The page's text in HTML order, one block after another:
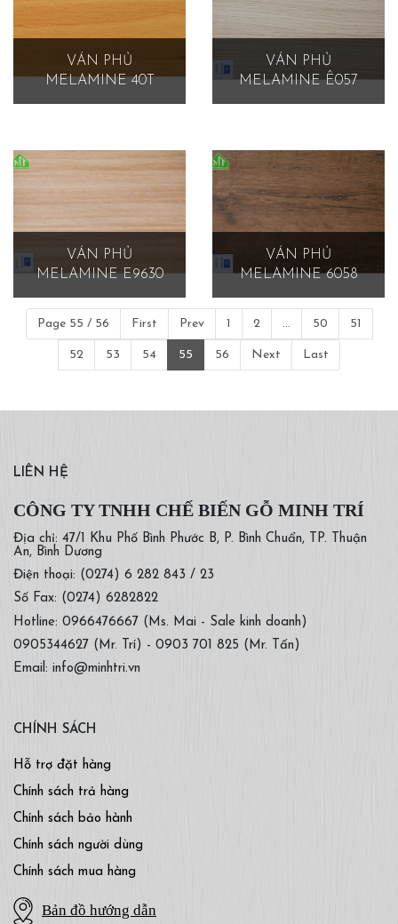
VÁN PHỦ
MELAMINE 40T
VÁN PHỦ
MELAMINE Ê057
VÁN PHỦ
MELAMINE E9630
VÁN PHỦ
MELAMINE 6058
Page 55 / 56 First Prev 1 2 ... 50 51
52 53 54 55 56 Next Last
LIÊN HỆ
CÔNG TY TNHH CHẾ BIẾN GỖ MINH TRÍ
Địa chỉ: 47/1 Khu Phố Bình Phước B, P. Bình Chuẩn, TP. Thuận
An, Bình Dương
Điện thoại: (0274) 6 282 843 / 23
Số Fax: (0274) 6282822
Hotline: 0966476667 (Ms. Mai - Sale kinh doanh)
0905344627 (Mr. Trí) - 0903 701 825 (Mr. Tấn)
Email: info@minhtri.vn
CHÍNH SÁCH
Hỗ trợ đặt hàng
Chính sách trả hàng
Chính sách bảo hành
Chính sách người dùng
Chính sách mua hàng
Bản đồ hướng dẫn